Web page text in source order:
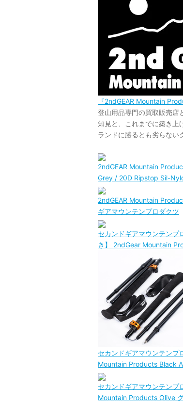
『2ndGEAR Mountain
登山用品専門の買取販売店
知見と、これまでに築き上
ランドに勝るとも劣らない
2ndGEAR Mountain
Grey / 20D Ripstop Sil-
2ndGEAR Mountain
ギアマウンテンプロダクツ
セカンドギアマウンテン
き】 2ndGear Mountain
セカンドギアマウンテン
Mountain Products Black
セカンドギアマウンテン
Mountain Products Olive